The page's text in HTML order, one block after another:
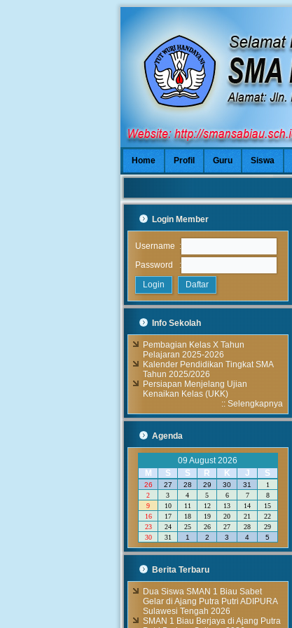
Home Profil Guru Siswa
Login Member
Username :
Password
:
Info Sekolah
Pembagian Kelas X Tahun
Pelajaran 2025-2026
Kalender Pendidikan Tingkat SMA
Tahun 2025/2026
Persiapan Menjelang Ujian
Kenaikan Kelas (UKK)
:: Selengkapnya
Agenda
09 August 2026
M
S S R K J S
26 27 28 29 30 31
1
2
3 4 5 6 7
8
9
10 11 12 13 14
15
16
17 18 19 20 21
22
23
24 25 26 27 28
29
30
31 1 2 3 4 5
Berita Terbaru
Dua Siswa SMAN 1 Biau Sabet
Gelar di Ajang Putra Putri ADIPURA
Sulawesi Tengah 2026
SMAN 1 Biau Berjaya di Ajang Putra